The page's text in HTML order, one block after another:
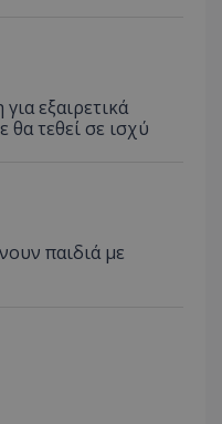
εξαιρετικά
τεθεί σε ισχύ
παιδιά με